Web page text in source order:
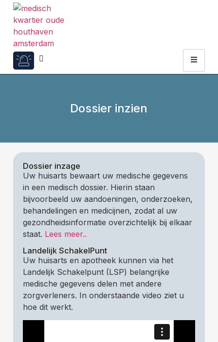
Dossier inzien
Dossier inzage
Uw huisarts bewaart uw medische gegevens
in een medisch dossier. Hierin staan
bijvoorbeeld uw aandoeningen, onderzoeken,
behandelingen en medicijnen, zodat al uw
gezondheidsinformatie overzichtelijk bij elkaar
staat. Lees meer..
Landelijk SchakelPunt
Uw huisarts en apotheek kunnen via het
Landelijk Schakelpunt (LSP) belangrijke
medische gegevens delen met andere
zorgverleners. In onderstaande video ziet u
hoe dit werkt.